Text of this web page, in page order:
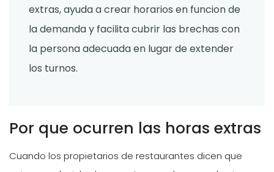
extras, ayuda a crear horarios en funcion de
la demanda y facilita cubrir las brechas con
la persona adecuada en lugar de extender
los turnos.
Por que ocurren las horas extras
Cuando los propietarios de restaurantes dicen que